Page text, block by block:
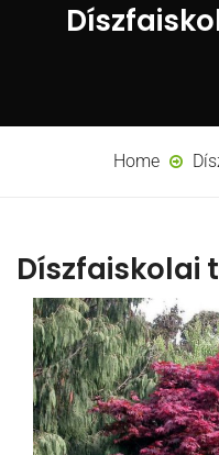
Home
Díszfaiskolai